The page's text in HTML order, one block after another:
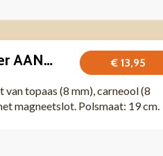
€ 13,95
Armbandenset van natuursteen en leer AANBIEDING
topaas (8 mm), carneool (8
magneetslot. Polsmaat: 19 cm.